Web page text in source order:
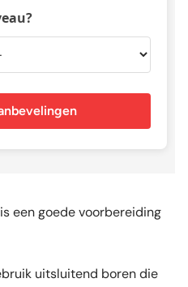
een goede voorbereiding
uitsluitend boren die